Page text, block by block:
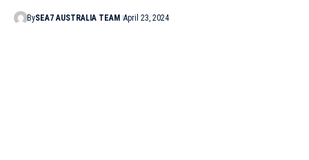
BySEA7 AUSTRALIA TEAM April 23, 2024